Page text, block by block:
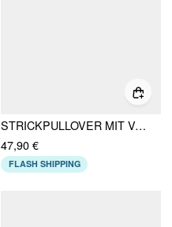
STRICKPULLOVER MIT V-AUSSCHNITT, ZWEIFARBENMUSTER UND GEFÄLSCHTEN FEDER-PATCHS, LANGÄRMELIG
47,90 €
FLASH SHIPPING